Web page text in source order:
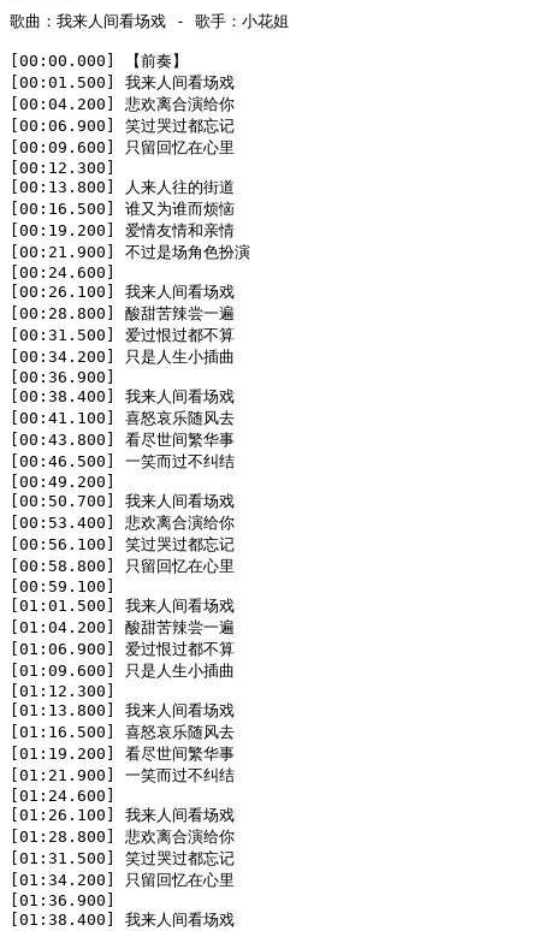
歌曲：我来人间看场戏 - 歌手：小花姐
[00:00.000] 【前奏】
[00:01.500] 我来人间看场戏
[00:04.200] 悲欢离合演给你
[00:06.900] 笑过哭过都忘记
[00:09.600] 只留回忆在心里
[00:12.300]
[00:13.800] 人来人往的街道
[00:16.500] 谁又为谁而烦恼
[00:19.200] 爱情友情和亲情
[00:21.900] 不过是场角色扮演
[00:24.600]
[00:26.100] 我来人间看场戏
[00:28.800] 酸甜苦辣尝一遍
[00:31.500] 爱过恨过都不算
[00:34.200] 只是人生小插曲
[00:36.900]
[00:38.400] 我来人间看场戏
[00:41.100] 喜怒哀乐随风去
[00:43.800] 看尽世间繁华事
[00:46.500] 一笑而过不纠结
[00:49.200]
[00:50.700] 我来人间看场戏
[00:53.400] 悲欢离合演给你
[00:56.100] 笑过哭过都忘记
[00:58.800] 只留回忆在心里
[00:59.100]
[01:01.500] 我来人间看场戏
[01:04.200] 酸甜苦辣尝一遍
[01:06.900] 爱过恨过都不算
[01:09.600] 只是人生小插曲
[01:12.300]
[01:13.800] 我来人间看场戏
[01:16.500] 喜怒哀乐随风去
[01:19.200] 看尽世间繁华事
[01:21.900] 一笑而过不纠结
[01:24.600]
[01:26.100] 我来人间看场戏
[01:28.800] 悲欢离合演给你
[01:31.500] 笑过哭过都忘记
[01:34.200] 只留回忆在心里
[01:36.900]
[01:38.400] 我来人间看场戏